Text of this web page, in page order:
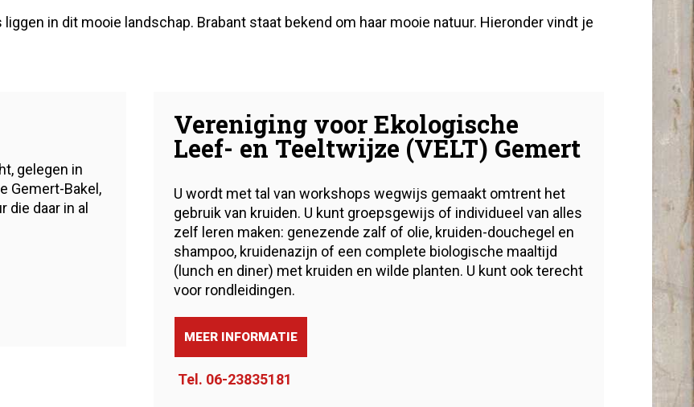
in dit mooie landschap. Brabant staat bekend om haar mooie natuur. Hieronder vindt je
gelegen in
Gemert-Bakel,
die daar in al
Vereniging voor Ekologische
Leef- en Teeltwijze (VELT) Gemert
U wordt met tal van workshops wegwijs gemaakt omtrent het
gebruik van kruiden. U kunt groepsgewijs of individueel van alles
zelf leren maken: genezende zalf of olie, kruiden-douchegel en
shampoo, kruidenazijn of een complete biologische maaltijd
(lunch en diner) met kruiden en wilde planten. U kunt ook terecht
voor rondleidingen.
MEER INFORMATIE
Tel. 06-23835181